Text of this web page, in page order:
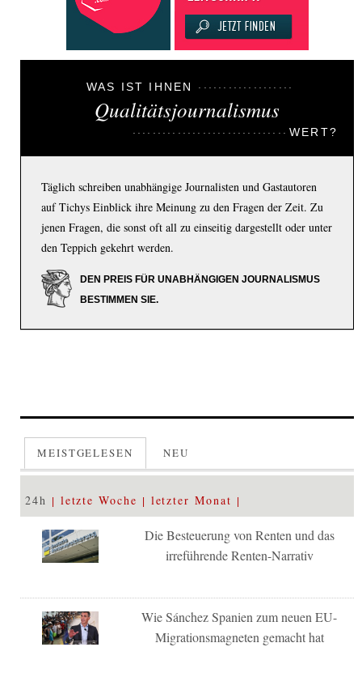
WAS IST IHNEN
Qualitätsjournalismus
WERT?
Täglich schreiben unabhängige Journalisten und Gastautoren
auf Tichys Einblick ihre Meinung zu den Fragen der Zeit. Zu
jenen Fragen, die sonst oft all zu einseitig dargestellt oder unter
den Teppich gekehrt werden.
DEN PREIS FÜR UNABHÄNGIGEN JOURNALISMUS
BESTIMMEN SIE.
MEISTGELESEN NEU
24h letzte Woche letzter Monat
Die Besteuerung von Renten und das
irreführende Renten-Narrativ
Wie Sánchez Spanien zum neuen EU-
Migrationsmagneten gemacht hat